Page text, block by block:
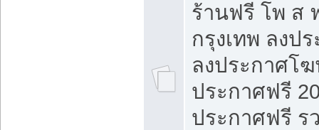
ร้านฟรี โพ ส
กรุงเทพ ลงป
ลงประกาศโ
ประกาศฟรี
ประกาศฟรี ร